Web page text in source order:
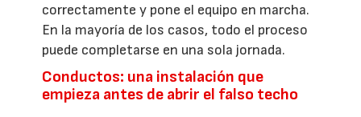
correctamente y pone el equipo en marcha.
En la mayoría de los casos, todo el proceso
puede completarse en una sola jornada.
Conductos: una instalación que
empieza antes de abrir el falso techo